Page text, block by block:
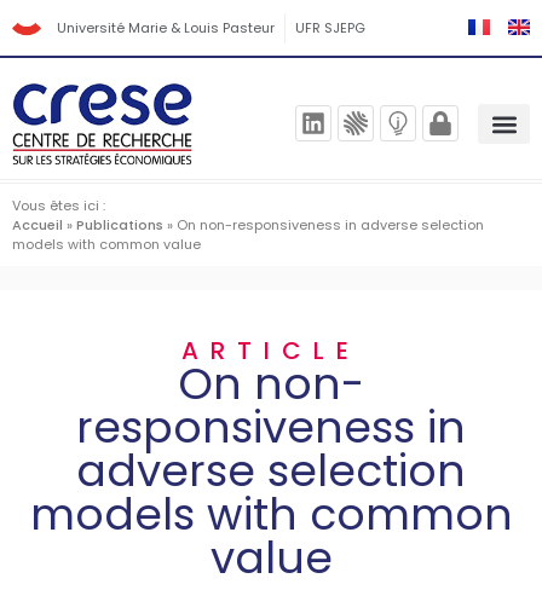
Université Marie & Louis Pasteur UFR SJEPG
Vous êtes ici :
Accueil »Publications » On non-responsiveness in adverse selection
models with common value
ARTICLE
On non-
responsiveness in
adverse selection
models with common
value